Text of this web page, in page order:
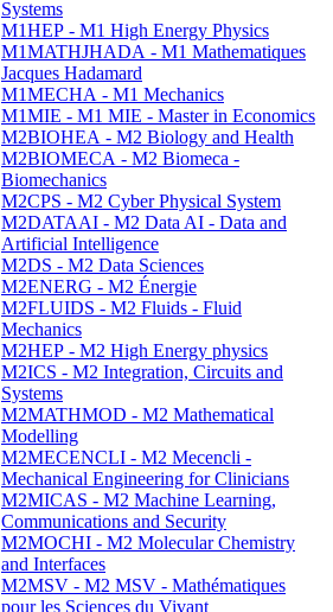
Systems
M1HEP - M1 High Energy Physics
M1MATHJHADA - M1 Mathematiques
Jacques Hadamard
M1MECHA - M1 Mechanics
M1MIE - M1 MIE - Master in Economics
M2BIOHEA - M2 Biology and Health
M2BIOMECA - M2 Biomeca -
Biomechanics
M2CPS - M2 Cyber Physical System
M2DATAAI - M2 Data AI - Data and
Artificial Intelligence
M2DS - M2 Data Sciences
M2ENERG - M2 Énergie
M2FLUIDS - M2 Fluids - Fluid
Mechanics
M2HEP - M2 High Energy physics
M2ICS - M2 Integration, Circuits and
Systems
M2MATHMOD - M2 Mathematical
Modelling
M2MECENCLI - M2 Mecencli -
Mechanical Engineering for Clinicians
M2MICAS - M2 Machine Learning,
Communications and Security
M2MOCHI - M2 Molecular Chemistry
and Interfaces
M2MSV - M2 MSV - Mathématiques
pour les Sciences du Vivant